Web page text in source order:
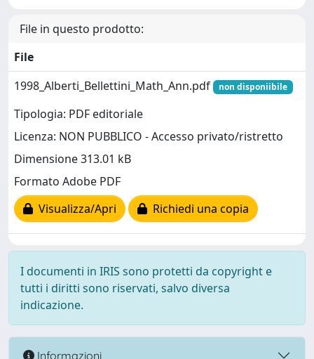
File in questo prodotto:
File
1998_Alberti_Bellettini_Math_Ann.pdf
non disponiibile
Tipologia: PDF editoriale
Licenza: NON PUBBLICO - Accesso privato/ristretto
Dimensione 313.01 kB
Formato Adobe PDF
Visualizza/Apri
Richiedi una copia
I documenti in IRIS sono protetti da copyright e
tutti i diritti sono riservati, salvo diversa
indicazione.
Informazioni